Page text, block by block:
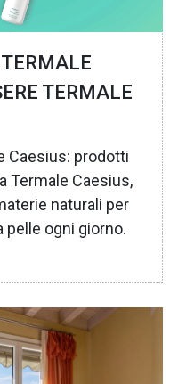
TERMALE
Caesius: prodotti
Termale Caesius,
naturali per
pelle ogni giorno.